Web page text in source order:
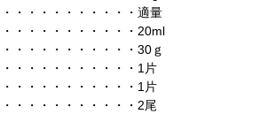
・・・・・・・・・・適量
・・・・・・・・・・20ml
・・・・・・・・・・30ｇ
・・・・・・・・・・1片
・・・・・・・・・・1片
・・・・・・・・・・2尾